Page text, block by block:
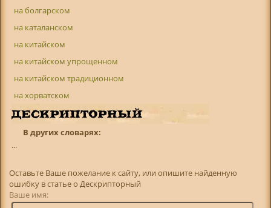
на болгарском
на каталанском
на китайском
на китайском упрощенном
на китайском традиционном
на хорватском
В других словарях:
...
Оставьте Ваше пожелание к сайту, или опишите найденную
ошибку в статье о Дескрипторный
Ваше имя: